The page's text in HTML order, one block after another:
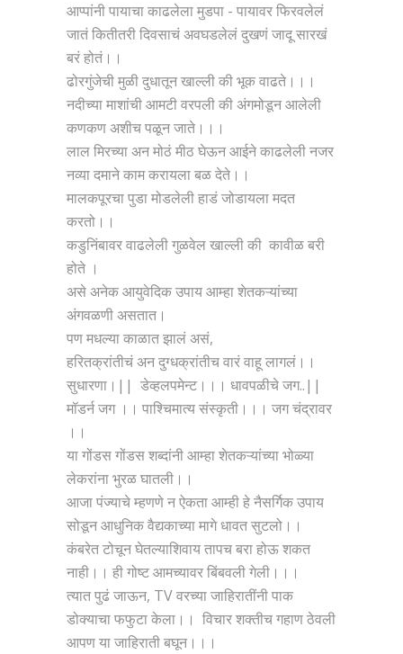
आप्पांनी पायाचा काढलेला मुडपा - पायावर फिरवलेलं
जातं कितीतरी दिवसाचं अवघडलेलं दुखणं जादू सारखं
बरं होतं।।
ढोरगुंजेची मुळी दुधातून खाल्ली की भूक वाढते।।।
नदीच्या माशांची आमटी वरपली की अंगमोडून आलेली
कणकण अशीच पळून जाते।।।
लाल मिरच्या अन मोठं मीठ घेऊन आईने काढलेली नजर
नव्या दमाने काम करायला बळ देते।।
मालकपूरचा पुडा मोडलेली हाडं जोडायला मदत
करतो।।
कडुनिंबावर वाढलेली गुळवेल खाल्ली की कावीळ बरी
होते ।
असे अनेक आयुवेदिक उपाय आम्हा शेतकऱ्यांच्या
अंगवळणी असतात।
पण मधल्या काळात झालं असं,
हरितक्रांतीचं अन दुग्धक्रांतीच वारं वाहू लागलं।।
सुधारणा।|| डेव्हलपमेन्ट।।। धावपळीचे जग..||
मॉडर्न जग ।। पाश्चिमात्य संस्कृती।।। जग चंद्रावर
।।
या गोंडस गोंडस शब्दांनी आम्हा शेतकऱ्यांच्या भोळ्या
लेकरांना भुरळ घातली।।
आजा पंज्याचे म्हणणे न ऐकता आम्ही हे नैसर्गिक उपाय
सोडून आधुनिक वैद्यकाच्या मागे धावत सुटलो।।
कंबरेत टोचून घेतल्याशिवाय तापच बरा होऊ शकत
नाही।। ही गोष्ट आमच्यावर बिंबवली गेली।।।
त्यात पुढं जाऊन, TV वरच्या जाहिरातींनी पाक
डोक्याचा फफुटा केला।। विचार शक्तीच गहाण ठेवली
आपण या जाहिराती बघून।।।